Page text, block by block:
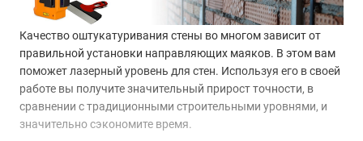
Качество оштукатуривания стены во многом зависит от
правильной установки направляющих маяков. В этом вам
поможет лазерный уровень для стен. Используя его в своей
работе вы получите значительный прирост точности, в
сравнении с традиционными строительными уровнями, и
значительно сэкономите время.